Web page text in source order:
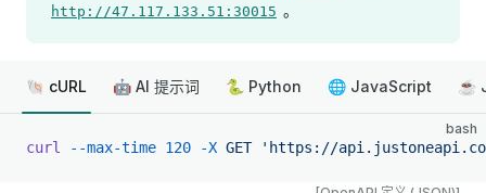
http://47.117.133.51:30015 。
🐚 cURL 🤖 AI 提示词 🐍 Python 🌐 JavaScript ☕
bash
curl --max-time 120 -X GET 'https://api.justoneapi.com/